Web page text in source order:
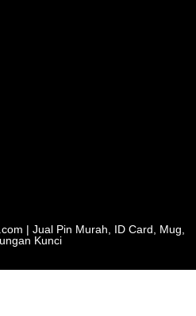
| Jual Pin Murah, ID Card, Mug,
Kunci